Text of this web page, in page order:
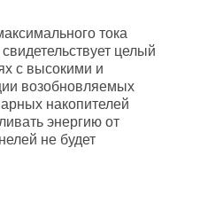
тока
целый
с высокими и
возобновляемых
накопителей
энергию от
не будет